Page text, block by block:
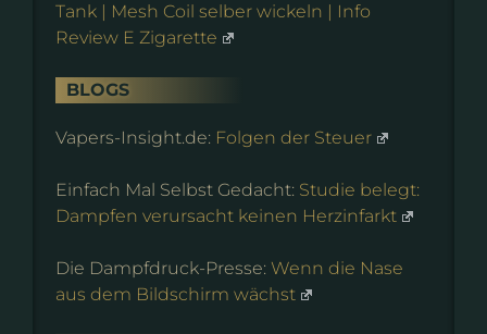
Tank | Mesh Coil selber wickeln | Info
Review E Zigarette
BLOGS
Vapers-Insight.de: Folgen der Steuer
Einfach Mal Selbst Gedacht: Studie belegt:
Dampfen verursacht keinen Herzinfarkt
Die Dampfdruck-Presse: Wenn die Nase
aus dem Bildschirm wächst